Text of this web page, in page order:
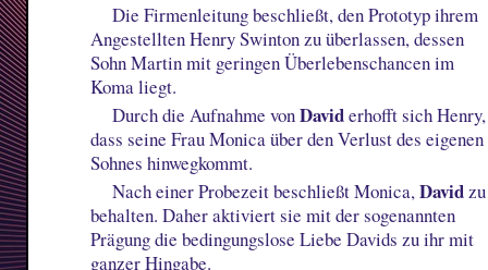
Die Firmenleitung beschließt, den Prototyp ihrem
Angestellten Henry Swinton zu überlassen, dessen
Sohn Martin mit geringen Überlebenschancen im
Koma liegt.
Durch die Aufnahme vonDaviderhofft sich Henry,
dass seine Frau Monica über den Verlust des eigenen
Sohnes hinwegkommt.
Nach einer Probezeit beschließt Monica,Davidzu
behalten. Daher aktiviert sie mit der sogenannten
Prägung die bedingungslose Liebe Davids zu ihr mit
ganzer Hingabe.